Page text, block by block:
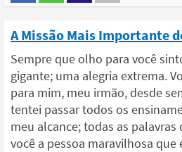
A Missão Mais Importante
Sempre que olho para você
gigante; uma alegria extrema.
para mim, meu irmão, desde
tentei passar todos os
meu alcance; todas as
você a pessoa maravilhosa que